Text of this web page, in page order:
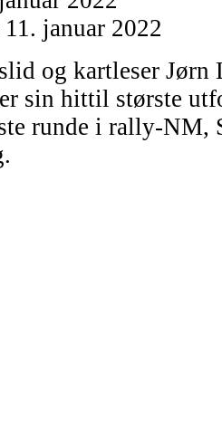
januar 2022
og kartleser Jørn
sin hittil største
runde i rally-NM,